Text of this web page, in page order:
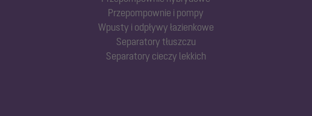
Przepompownie i pompy
Wpusty i odpływy łazienkowe
Separatory tłuszczu
Separatory cieczy lekkich